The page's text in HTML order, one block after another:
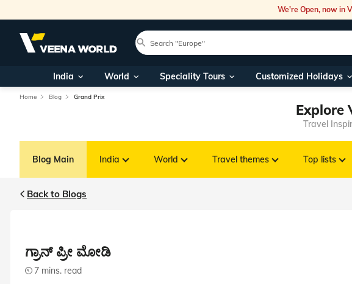
We're Open, now in
India World Speciality Tours Customized Holidays
Home Blog Grand Prix
Explore
Travel
Blog Main India World Travel themes Top lists
Back to Blogs
ಗ್ರಾನ್ ಪ್ರೀ ಮೋಡಿ
7 mins. read